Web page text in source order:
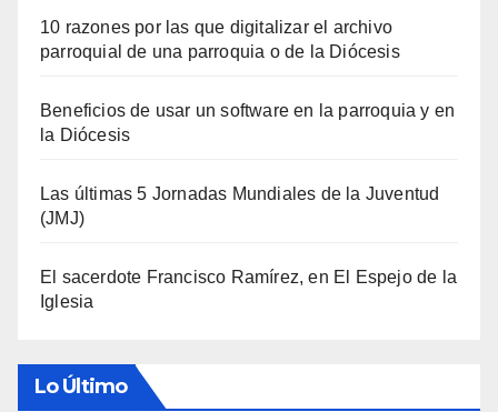
10 razones por las que digitalizar el archivo
parroquial de una parroquia o de la Diócesis
Beneficios de usar un software en la parroquia y en
la Diócesis
Las últimas 5 Jornadas Mundiales de la Juventud
(JMJ)
El sacerdote Francisco Ramírez, en El Espejo de la
Iglesia
Lo Último